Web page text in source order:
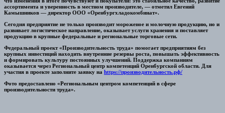
ассортимента и уверенность в местном производителе, — отметил Евгений
Камышников — директор ООО «Оренбургхладокомбинат».
Сегодня предприятие не только производит мороженое и молочную продукцию, но и
развивает логистическое направление, оказывает услуги хранения и поставляет
продукцию в крупные федеральные и региональные торговые сети.
Федеральный проект «Производительность труда» помогает предприятиям без
крупных инвестиций находить внутренние резервы роста, повышать эффективность
и формировать культуру постоянных улучшений. Поддержка компаниям
оказывается через Региональный центр компетенций Оренбургской области. Для
участия в проекте заполните заявку на https://производительность.рф/
Фото предоставлено «Региональным центром компетенций в сфере
производительности труда».